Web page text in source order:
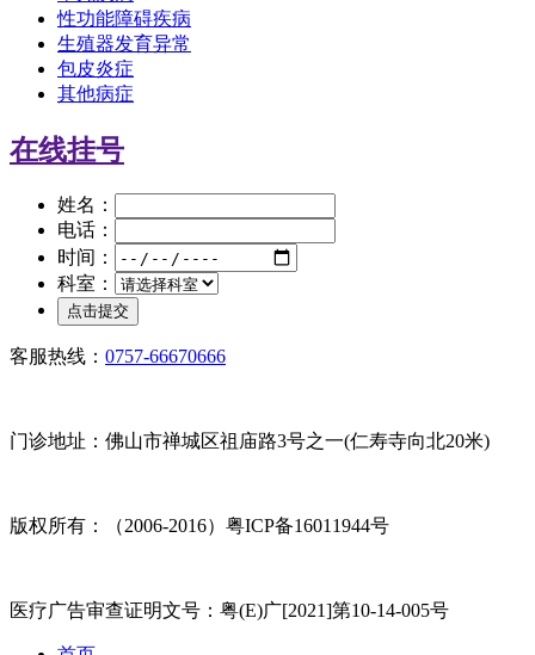
性功能障碍疾病
生殖器发育异常
包皮炎症
其他病症
在线挂号
姓名：
电话：
时间：
科室：
客服热线： 0757-66670666
门诊地址：佛山市禅城区祖庙路3号之一(仁寿寺向北20米)
版权所有：（2006-2016）粤ICP备16011944号
医疗广告审查证明文号：粤(E)广[2021]第10-14-005号